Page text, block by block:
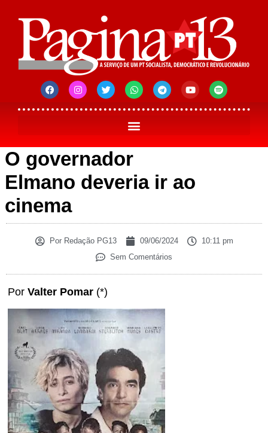
O governador
Elmano deveria ir ao
cinema
PorRedação PG13 09/06/2024
10:11 pm
Sem Comentários
Por Valter Pomar (*)